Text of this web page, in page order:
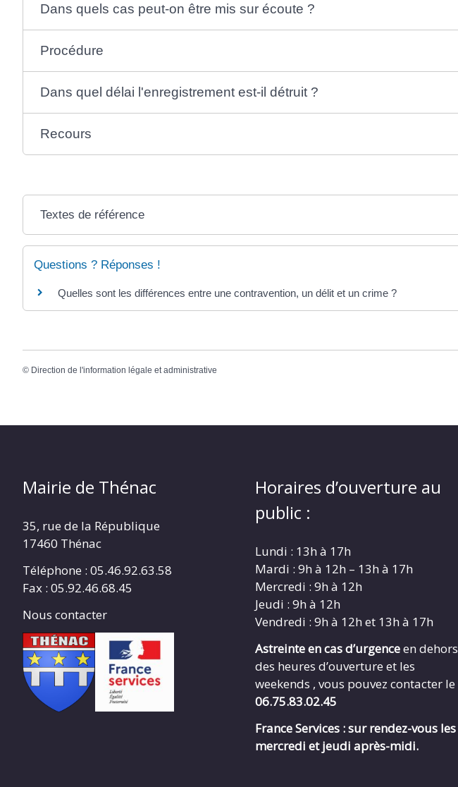
Dans quels cas peut-on être mis sur écoute ?
Procédure
Dans quel délai l'enregistrement est-il détruit ?
Recours
Textes de référence
Questions ? Réponses !
Quelles sont les différences entre une contravention, un délit et un crime ?
© Direction de l'information légale et administrative
Mairie de Thénac
35, rue de la République
17460 Thénac
Téléphone : 05.46.92.63.58
Fax : 05.92.46.68.45
Nous contacter
Horaires d’ouverture au
public :
Lundi : 13h à 17h
Mardi : 9h à 12h – 13h à 17h
Mercredi : 9h à 12h
Jeudi : 9h à 12h
Vendredi : 9h à 12h et 13h à 17h
Astreinte en cas d’urgenceen dehors
des heures d’ouverture et les
weekends , vous pouvez contacter le
06.75.83.02.45
France Services : sur rendez-vous les
mercredi et jeudi après-midi.